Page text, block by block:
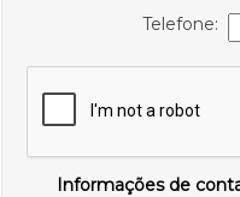
Telefone:
Informações de